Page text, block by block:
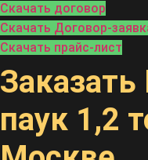
Скачать договор
Скачать Договор-
Скачать прайс-лист
паук 1,2